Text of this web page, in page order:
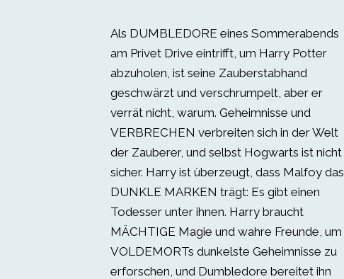
Als DUMBLEDORE eines Sommerabends
am Privet Drive eintrifft, um Harry Potter
abzuholen, ist seine Zauberstabhand
geschwärzt und verschrumpelt, aber er
verrät nicht, warum. Geheimnisse und
VERBRECHEN verbreiten sich in der Welt
der Zauberer, und selbst Hogwarts ist nicht
sicher. Harry ist überzeugt, dass Malfoy das
DUNKLE MARKEN trägt: Es gibt einen
Todesser unter ihnen. Harry braucht
MÄCHTIGE Magie und wahre Freunde, um
VOLDEMORTs dunkelste Geheimnisse zu
erforschen, und Dumbledore bereitet ihn